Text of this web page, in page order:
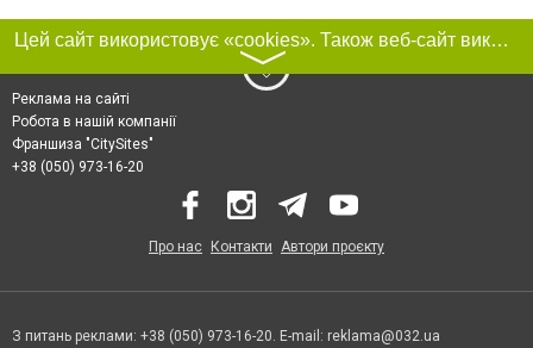
Цей сайт використовує «cookies». Також веб-сайт використовує інтернет-сервіс для збору технічних даних стосовно відвідувачів з метою отримання маркетингової та статистичної інформації. Умови обробки даних відвідувачів сайту див.
〉
Реклама на сайті
Робота в нашій компанії
Франшиза "CitySites"
+38 (050) 973-16-20
Про нас Контакти Автори проєкту
З питань реклами: +38 (050) 973-16-20. E-mail: reklama@032.ua